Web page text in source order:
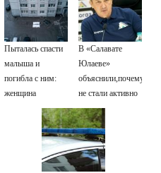
Пыталась спасти
малыша и
погибла с ним:
женщина
насмерть на
глазах у детей
В «Салавате
Юлаеве»
объяснили,почему
не стали активно
подписывать
игроков в
межсезонье